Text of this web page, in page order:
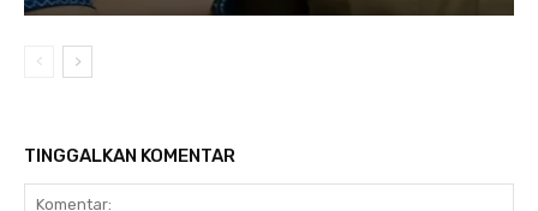
TINGGALKAN KOMENTAR